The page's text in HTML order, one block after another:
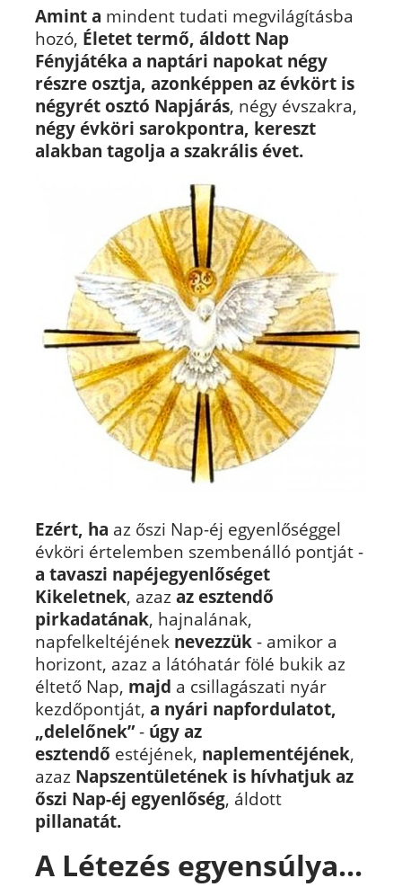
Amint a mindent tudati megvilágításba
hozó, Életet termő, áldott Nap
Fényjátéka a naptári napokat négy
részre osztja, azonképpen az évkört is
négyrét osztó Napjárás, négy évszakra,
négy évköri sarokpontra, kereszt
alakban tagolja a szakrális évet.
Ezért, ha az őszi Nap-éj egyenlőséggel
évköri értelemben szembenálló pontját -
a tavaszi napéjegyenlőséget
Kikeletnek, azaz az esztendő
pirkadatának, hajnalának,
napfelkeltéjének nevezzük - amikor a
horizont, azaz a látóhatár fölé bukik az
éltető Nap, majd a csillagászati nyár
kezdőpontját, a nyári napfordulatot,
„delelőnek”- úgy az
esztendő estéjének, naplementéjének,
azaz Napszentületének is hívhatjuk az
őszi Nap-éj egyenlőség, áldott
pillanatát.
A Létezés egyensúlya...